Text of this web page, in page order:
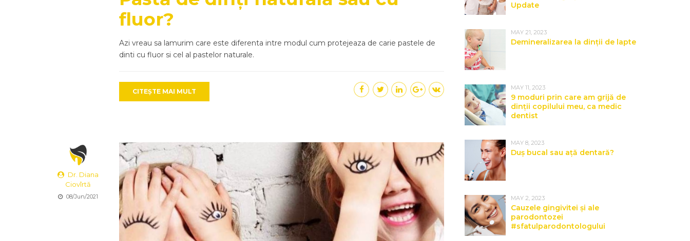
fluor?
Azi vreau sa lamurim care este diferenta intre modul cum protejeaza de carie pastele de
dinti cu fluor si cel al pastelor naturale.
CITEȘTE MAI MULT
Dr. Diana
Ciovîrtă
08/Jun/2021
Update
MAY 21, 2023
Demineralizarea la dinții de lapte
MAY 11, 2023
9 moduri prin care am grijă de
dinții copilului meu, ca medic
dentist
MAY 8, 2023
Duș bucal sau ață dentară?
MAY 2, 2023
Cauzele gingivitei și ale
parodontozei
#sfatulparodontologului